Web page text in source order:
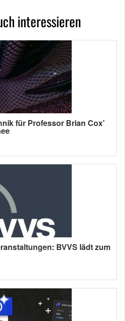
interessieren
für Professor Brian Cox’
BVVS lädt zum